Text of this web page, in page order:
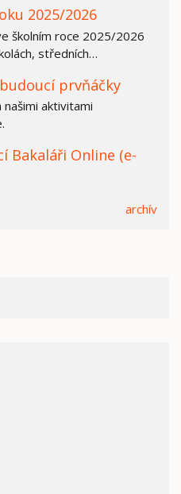
2025/2026
školním roce 2025/2026
středních…
prvňáčky
aktivitami
Bakaláři Online (e-
archív